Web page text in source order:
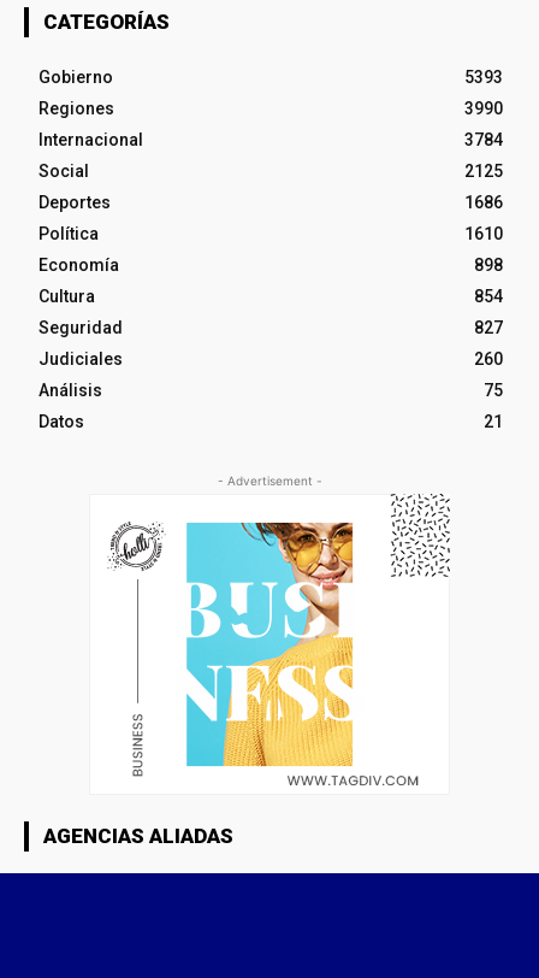
CATEGORÍAS
Gobierno
5393
Regiones
3990
Internacional
3784
Social
2125
Deportes
1686
Política
1610
Economía
898
Cultura
854
Seguridad
827
Judiciales
260
Análisis
75
Datos
21
- Advertisement -
AGENCIAS ALIADAS